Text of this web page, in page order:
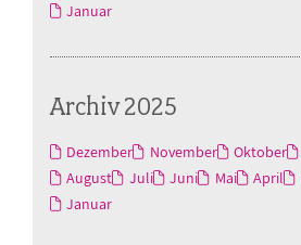
Januar
Archiv 2025
Dezember November Oktober
August
Juli Juni Mai April
Januar